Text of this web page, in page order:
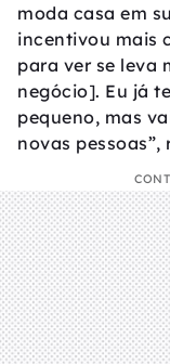
moda casa em
incentivou mais
para ver se leva
negócio]. Eu já
pequeno, mas
novas